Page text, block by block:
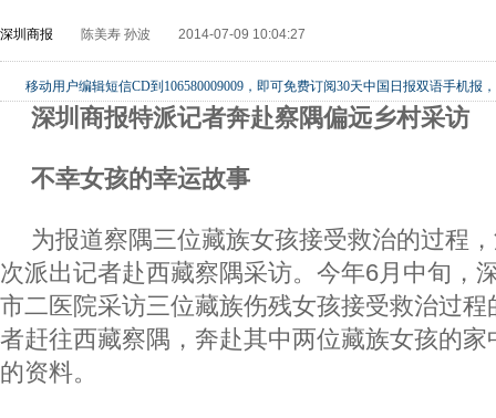
深圳商报 陈美寿 孙波 2014-07-09 10:04:27
移动用户编辑短信CD到106580009009，即可免费订阅30天中国日报双语手机报
深圳商报特派记者奔赴察隅偏远乡村采访
不幸女孩的幸运故事
为报道察隅三位藏族女孩接受救治的过程
次派出记者赴西藏察隅采访。今年6月中旬，
市二医院采访三位藏族伤残女孩接受救治过
者赶往西藏察隅，奔赴其中两位藏族女孩的
的资料。